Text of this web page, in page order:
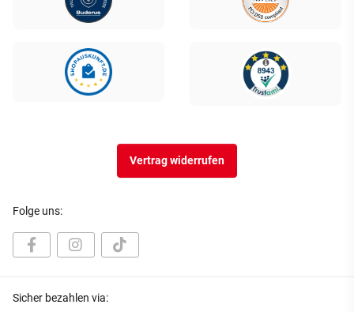
Vertrag widerrufen
Folge uns:
Sicher bezahlen via: